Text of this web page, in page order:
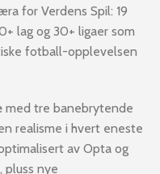
for Verdens Spil: 19
lag og 30+ ligaer som
fotball-opplevelsen
med tre banebrytende
realisme i hvert eneste
av Opta og
pluss nye